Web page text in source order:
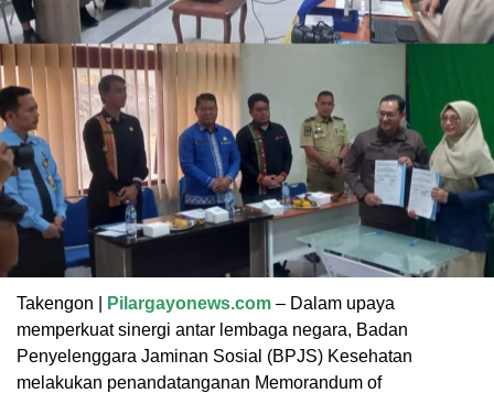
Takengon | Pilargayonews.com – Dalam upaya
memperkuat sinergi antar lembaga negara, Badan
Penyelenggara Jaminan Sosial (BPJS) Kesehatan
melakukan penandatanganan Memorandum of